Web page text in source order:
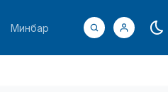
Минбар